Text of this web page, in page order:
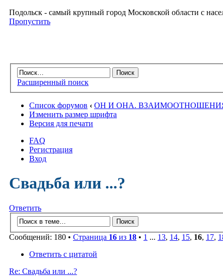
Подольск - самый крупный город Московской области с
Пропустить
Расширенный поиск
Список форумов ‹ ОН И ОНА.
Изменить размер шрифта
Версия для печати
FAQ
Регистрация
Вход
Свадьба или ...?
Ответить
Сообщений: 180 • Страница 16 из 18 • 1 ... 13, 14, 15, 16, 17,
Ответить с цитатой
Re: Свадьба или ...?